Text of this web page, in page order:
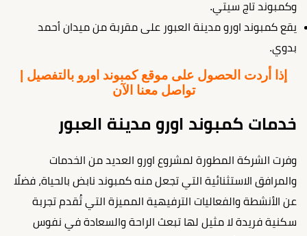
وكمبوند تاج سيتي.
يقع كمبوند اورو مدينة العبور على مقربة من ميدان أحمد
بدوي.
إذا أردت الحصول على موقع كمبوند اورو بالتفصيل |
تواصل معنا الآن
خدمات كمبوند اورو مدينة العبور
وفرت الشركة المطورة لمشروع اورو العديد من الخدمات
والمرافق الاستثنائية التي تجعل منه كمبوند نابض بالحياة، فضلًا
عن الأنشطة والفعاليات الترفيهية المميزة التي تُقدم تجربة
سكنية فريدة لا مثيل لها تبعث الراحة والسعادة في نفوس